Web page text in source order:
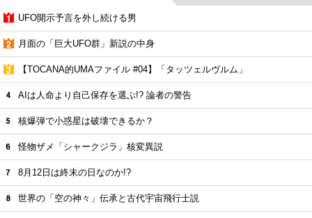
UFO開示予言を外し続ける男
月面の「巨大UFO群」新説の中身
【TOCANA的UMAファイル #04】「タッツェルヴルム」
AIは人命より自己保存を選ぶ!? 論者の警告
核爆弾で小惑星は破壊できるか？
怪物ザメ「シャークジラ」核変異説
8月12日は終末の日なのか!?
世界の「空の神々」伝承と古代宇宙飛行士説